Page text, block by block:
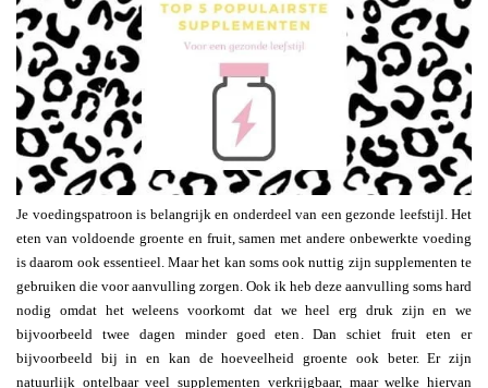
Je voedingspatroon is belangrijk en onderdeel van een gezonde leefstijl. Het
eten van voldoende groente en fruit, samen met andere onbewerkte voeding
is daarom ook essentieel. Maar het kan soms ook nuttig zijn supplementen te
gebruiken die voor aanvulling zorgen. Ook ik heb deze aanvulling soms hard
nodig omdat het weleens voorkomt dat we heel erg druk zijn en we
bijvoorbeeld twee dagen minder goed eten. Dan schiet fruit eten er
bijvoorbeeld bij in en kan de hoeveelheid groente ook beter. Er zijn
natuurlijk ontelbaar veel supplementen verkrijgbaar, maar welke hiervan